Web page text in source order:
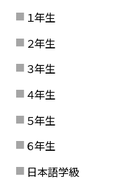
１年生
２年生
３年生
４年生
５年生
６年生
日本語学級